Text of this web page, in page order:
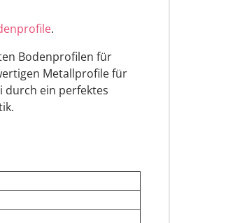
.
Bodenprofilen für
Metallprofile für
durch ein perfektes